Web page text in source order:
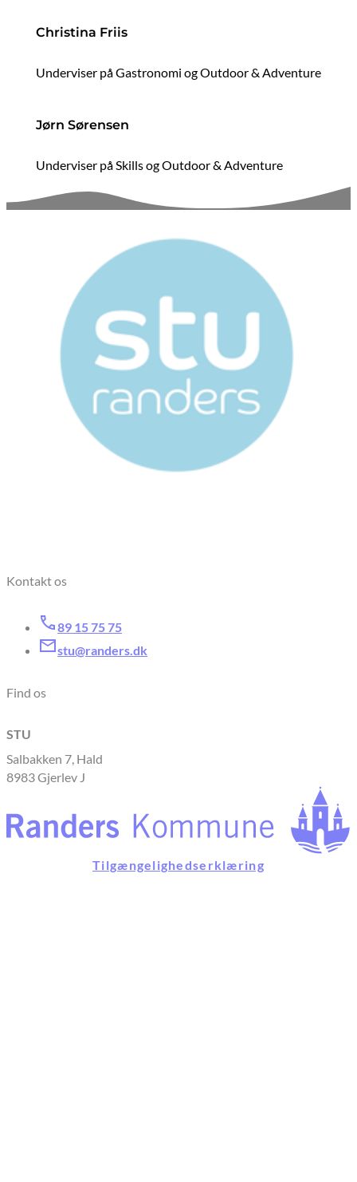
Christina Friis
Underviser på Gastronomi og Outdoor & Adventure
Jørn Sørensen
Underviser på Skills og Outdoor & Adventure
Kontakt os
89 15 75 75
stu@randers.dk
Find os
STU
Salbakken 7, Hald
8983 Gjerlev J
Tilgængelighedserklæring